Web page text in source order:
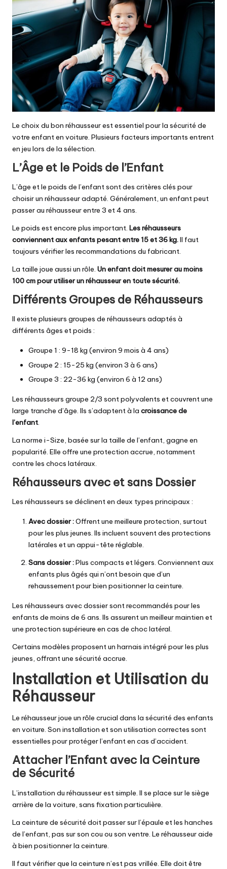
Le choix du bon réhausseur est essentiel pour la sécurité de
votre enfant en voiture. Plusieurs facteurs importants entrent
en jeu lors de la sélection.
L’Âge et le Poids de l’Enfant
L’âge et le poids de l’enfant sont des critères clés pour
choisir un réhausseur adapté. Généralement, un enfant peut
passer au réhausseur entre 3 et 4 ans.
Le poids est encore plus important. Les réhausseurs
conviennent aux enfants pesant entre 15 et 36 kg.Il faut
toujours vérifier les recommandations du fabricant.
La taille joue aussi un rôle. Un enfant doit mesurer au moins
100 cm pour utiliser un réhausseur en toute sécurité.
Différents Groupes de Réhausseurs
Il existe plusieurs groupes de réhausseurs adaptés à
différents âges et poids :
Groupe 1 : 9-18 kg (environ 9 mois à 4 ans)
Groupe 2 : 15-25 kg (environ 3 à 6 ans)
Groupe 3 : 22-36 kg (environ 6 à 12 ans)
Les réhausseurs groupe 2/3 sont polyvalents et couvrent une
large tranche d’âge. Ils s’adaptent à la croissance de
l’enfant.
La norme i-Size, basée sur la taille de l’enfant, gagne en
popularité. Elle offre une protection accrue, notamment
contre les chocs latéraux.
Réhausseurs avec et sans Dossier
Les réhausseurs se déclinent en deux types principaux :
Avec dossier :Offrent une meilleure protection, surtout
pour les plus jeunes. Ils incluent souvent des protections
latérales et un appui-tête réglable.
Sans dossier :Plus compacts et légers. Conviennent aux
enfants plus âgés qui n’ont besoin que d’un
rehaussement pour bien positionner la ceinture.
Les réhausseurs avec dossier sont recommandés pour les
enfants de moins de 6 ans. Ils assurent un meilleur maintien et
une protection supérieure en cas de choc latéral.
Certains modèles proposent un harnais intégré pour les plus
jeunes, offrant une sécurité accrue.
Installation et Utilisation du
Réhausseur
Le réhausseur joue un rôle crucial dans la sécurité des enfants
en voiture. Son installation et son utilisation correctes sont
essentielles pour protéger l’enfant en cas d’accident.
Attacher l’Enfant avec la Ceinture
de Sécurité
L’installation du réhausseur est simple. Il se place sur le siège
arrière de la voiture, sans fixation particulière.
La ceinture de sécurité doit passer sur l’épaule et les hanches
de l’enfant, pas sur son cou ou son ventre. Le réhausseur aide
à bien positionner la ceinture.
Il faut vérifier que la ceinture n’est pas vrillée. Elle doit être